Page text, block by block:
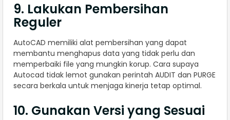
9. Lakukan Pembersihan
Reguler
AutoCAD memiliki alat pembersihan yang dapat
membantu menghapus data yang tidak perlu dan
memperbaiki file yang mungkin korup. Cara supaya
Autocad tidak lemot gunakan perintah AUDIT dan PURGE
secara berkala untuk menjaga kinerja tetap optimal.
10. Gunakan Versi yang Sesuai